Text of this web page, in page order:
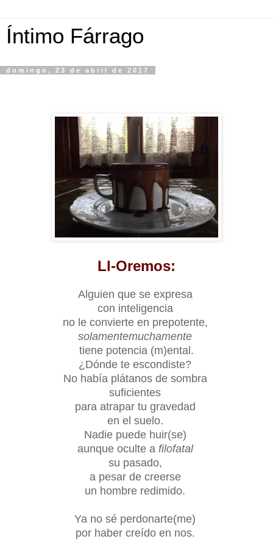
Íntimo Fárrago
domingo, 23 de abril de 2017
Ll-Oremos:
Alguien que se expresa
con inteligencia
no le convierte en prepotente,
solamentemuchamente
tiene potencia (m)ental.
¿Dónde te escondiste?
No había plátanos de sombra
suficientes
para atrapar tu gravedad
en el suelo.
Nadie puede huir(se)
aunque oculte a filofatal
su pasado,
a pesar de creerse
un hombre redimido.
Ya no sé perdonarte(me)
por haber creído en nos.